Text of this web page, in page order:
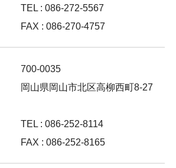
TEL : 086-272-5567
FAX : 086-270-4757
700-0035
岡山県岡山市北区高柳西町8-27
TEL : 086-252-8114
FAX : 086-252-8165